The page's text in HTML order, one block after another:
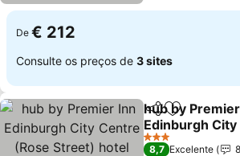
De € 212
Consulte os preços de 3 sites
PartilharAdicionar
hub by
Edinburgh
(Rose Street)
3 Estrelas
8,7 Excelente